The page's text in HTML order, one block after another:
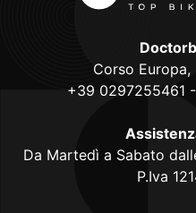
Corso
+39 0297255461 -
Da Martedì a Sabato
P.Iva